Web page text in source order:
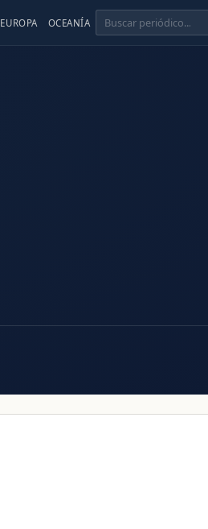
EUROPA OCEANÍA Buscar